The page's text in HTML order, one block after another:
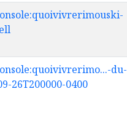
du-
26T200000-0400